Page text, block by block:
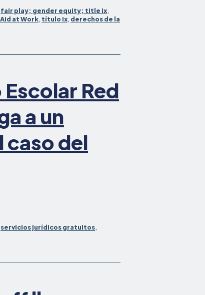
avanza
hacia
acuerdo
del
Título
fair play; gender equity; title ix,
at Work, título ix, derechos de la
Red
a un
caso del
servicios jurídicos gratuitos,